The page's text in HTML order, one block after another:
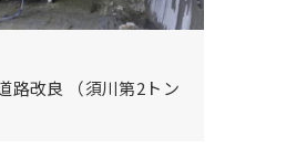
路改良 （須川第2トン